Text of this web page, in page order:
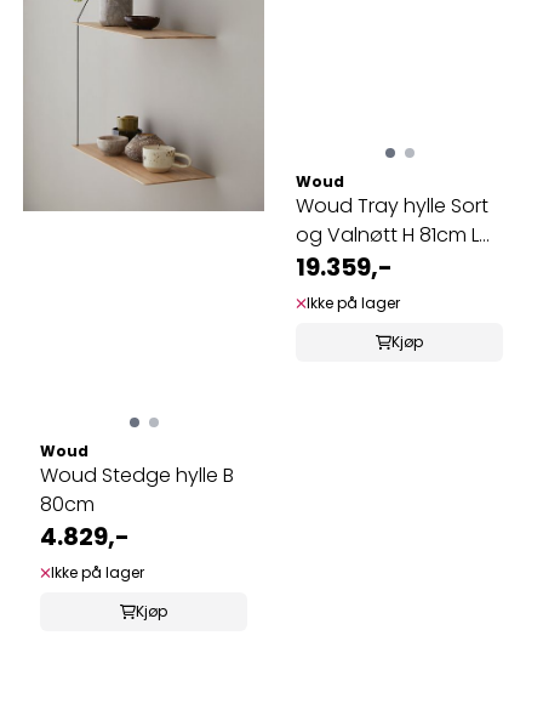
Woud
Woud Stedge hylle B
80cm
4.829,-
Ikke på lager
Kjøp
Woud
Woud Tray hylle Sort
og Valnøtt H 81cm L
100cm D ...
19.359,-
Ikke på lager
Kjøp